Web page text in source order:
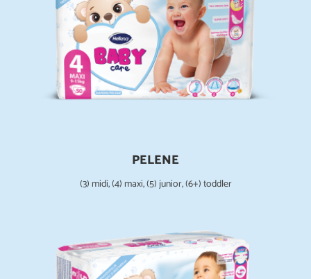
PELENE
(3) midi, (4) maxi, (5) junior, (6+) toddler